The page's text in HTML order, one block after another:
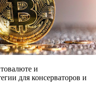
и
для консерваторов и